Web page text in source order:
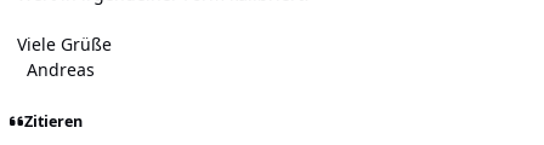
Viele Grüße
Andreas
Zitieren